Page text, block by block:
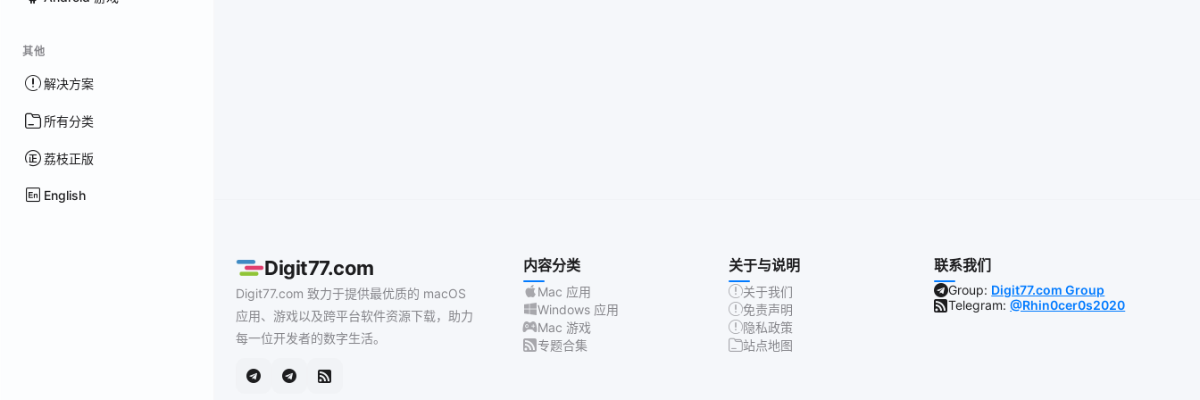
其他
解决方案
所有分类
荔枝正版
English
Digit77.com
Digit77.com 致力于提供最优质的 macOS
应用、游戏以及跨平台软件资源下载，助力
每一位开发者的数字生活。
内容分类
Mac 应用
Windows 应用
Mac 游戏
专题合集
关于与说明
关于我们
免责声明
隐私政策
站点地图
联系我们
Group: Digit77.com Group
Telegram:@Rhin0cer0s2020